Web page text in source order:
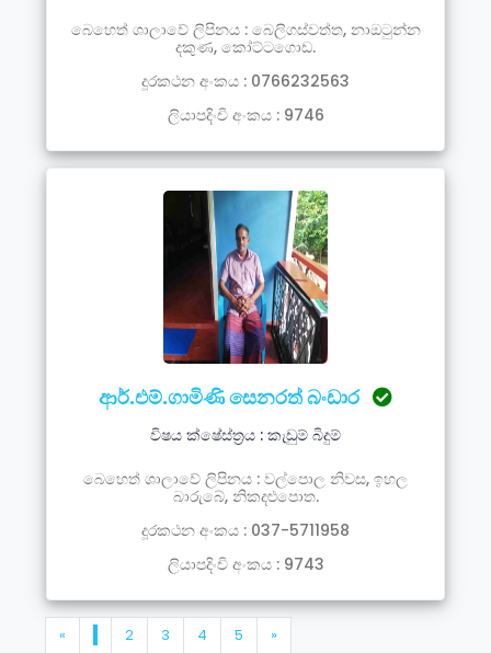
බෙහෙත් ශාලාවේ ලිපිනය : බෙලිගස්වත්ත, නාඔටුන්න
දකුණ, කෝට්ටගොඩ.
දූරකථන අංකය : 0766232563
ලියාපදිංචි අංකය : 9746
ආර්.එම්.ගාමිණි සෙනරත් බංඩාර
විෂය ක්ෂේස්ත්‍රය : කැඩුම් බිදුම්
බෙහෙත් ශාලාවේ ලිපිනය : වල්පොල නිවස, ඉහල
බාරුබේ, නිකදළුපොත.
දූරකථන අංකය : 037-5711958
ලියාපදිංචි අංකය : 9743
« 2 3 4 5 »